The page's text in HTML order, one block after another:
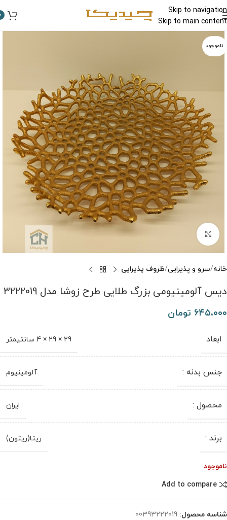
Skip to navigation
Skip to main content
ناموجود
برای بزرگنمایی کلیک کنید
خانه سرو و پذیرایی ظروف پذیرایی
دیس آلومینیومی بزرگ طلایی طرح زوشا مدل 3222019
۶۴۵،۰۰۰ تومان
ابعاد 29 × 29 × 4 سانتیمتر
جنس بدنه : آلومینیوم
محصول : ایران
برند : ریتا(ریتون)
ناموجود
Add to compare
شناسه محصول: 00393222019